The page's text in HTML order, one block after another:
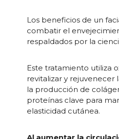
Los beneficios de un
combatir el
respaldados por la
Este tratamiento utiliza
revitalizar y rejuvenecer
la producción de
proteínas clave para
elasticidad cutánea.